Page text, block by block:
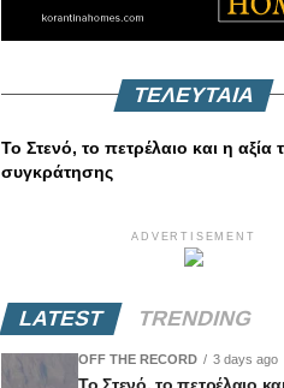
ΤΕΛΕΥΤΑΙΑ
Το Στενό, το πετρέλαιο και η αξία
συγκράτησης
ADVERTISEMENT
LATEST TRENDING
OFF THE RECORD 3 days ago